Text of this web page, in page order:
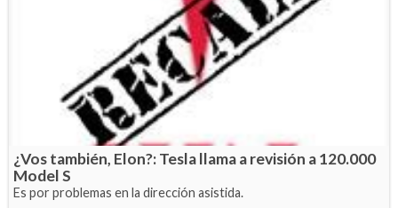
¿Vos también, Elon?: Tesla llama a revisión a 120.000
Model S
Es por problemas en la dirección asistida.